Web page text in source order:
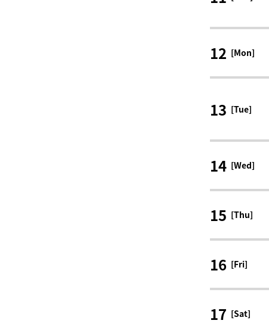
12 [Mon]
13 [Tue]
14 [Wed]
15 [Thu]
16 [Fri]
17 [Sat]